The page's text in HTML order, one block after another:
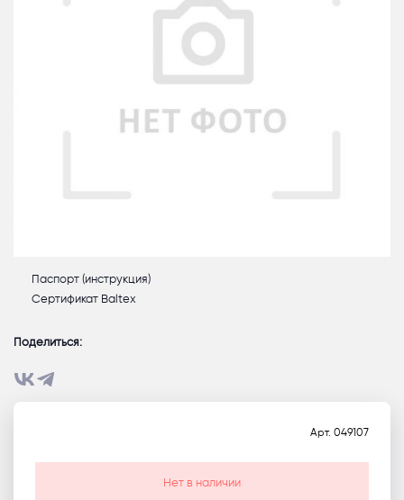
Паспорт (инструкция)
Сертификат Baltex
Поделиться:
Арт. 049107
Нет в наличии